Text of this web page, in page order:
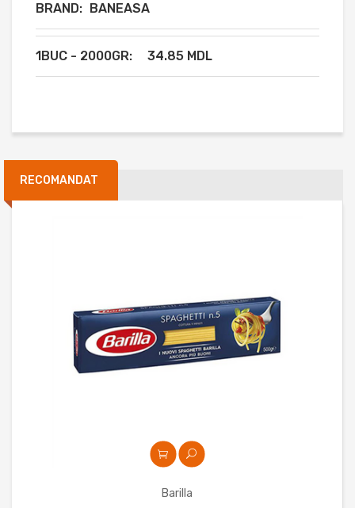
BRAND: BANEASA
1BUC - 2000GR: 34.85 MDL
RECOMANDAT
Barilla